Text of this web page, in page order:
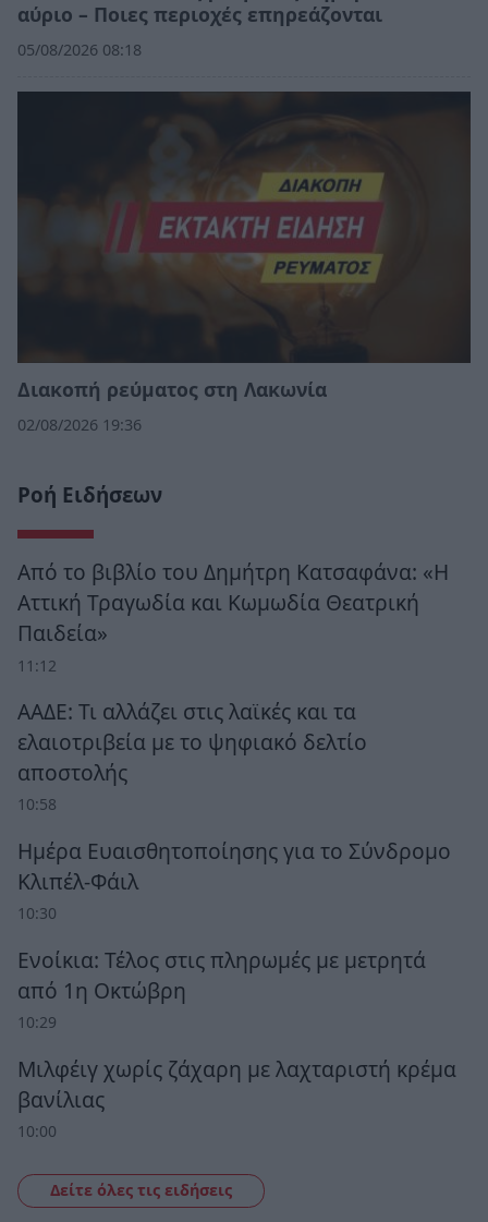
αύριο – Ποιες περιοχές επηρεάζονται
05/08/2026 08:18
Διακοπή ρεύματος στη Λακωνία
02/08/2026 19:36
Ροή Ειδήσεων
Από το βιβλίο του Δημήτρη Κατσαφάνα: «Η
Αττική Τραγωδία και Κωμωδία Θεατρική
Παιδεία»
11:12
ΑΑΔΕ: Τι αλλάζει στις λαϊκές και τα
ελαιοτριβεία με το ψηφιακό δελτίο
αποστολής
10:58
Ημέρα Ευαισθητοποίησης για το Σύνδρομο
Κλιπέλ-Φάιλ
10:30
Ενοίκια: Τέλος στις πληρωμές με μετρητά
από 1η Οκτώβρη
10:29
Μιλφέιγ χωρίς ζάχαρη με λαχταριστή κρέμα
βανίλιας
10:00
Δείτε όλες τις ειδήσεις